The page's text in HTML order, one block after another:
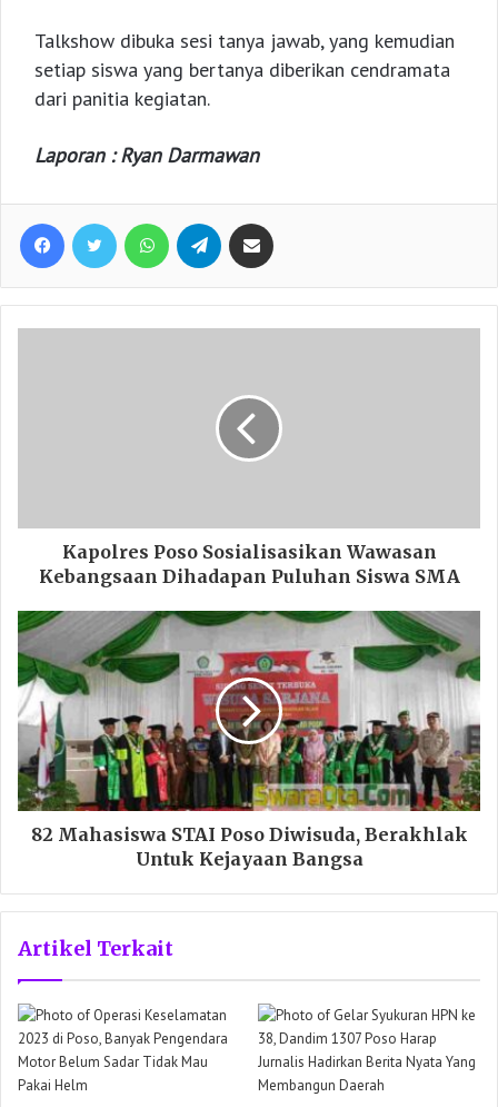
Talkshow dibuka sesi tanya jawab, yang kemudian
setiap siswa yang bertanya diberikan cendramata
dari panitia kegiatan.
Laporan : Ryan Darmawan
Facebook Twitter WhatsApp Telegram
Kapolres Poso Sosialisasikan Wawasan
Kebangsaan Dihadapan Puluhan Siswa SMA
82 Mahasiswa STAI Poso Diwisuda, Berakhlak
Untuk Kejayaan Bangsa
Artikel Terkait